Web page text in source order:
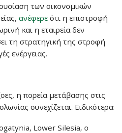
των οικονομικών
ανέφερε ότι η επιστροφή
και η εταιρεία δεν
τη στρατηγική της στροφή
ενέργειας.
η πορεία μετάβασης στις
συνεχίζεται. Ειδικότερα:
Lower Silesia, ο